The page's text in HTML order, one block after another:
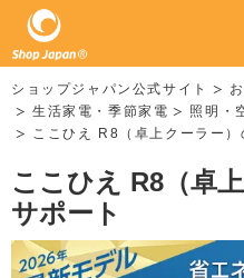
ショップジャパン公式サイト
生活家電・季節家電
照明・
ここひえ R8（卓上クーラー）
ここひえ R8（卓
サポート